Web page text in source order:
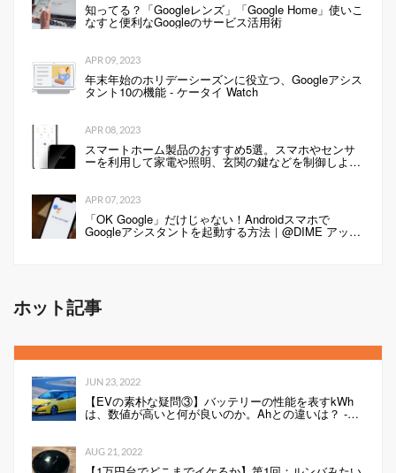
知ってる？「Googleレンズ」「Google Home」使いこ
なすと便利なGoogleのサービス活用術
APR 09, 2023
年末年始のホリデーシーズンに役立つ、Googleアシス
タント10の機能 - ケータイ Watch
APR 08, 2023
スマートホーム製品のおすすめ5選。スマホやセンサ
ーを利用して家電や照明、玄関の鍵などを制御しよ
APR 07, 2023
「OK Google」だけじゃない！Androidスマホで
Googleアシスタントを起動する方法｜@DIME アット
ホット記事
JUN 23, 2022
【EVの素朴な疑問③】バッテリーの性能を表すkWh
は、数値が高いと何が良いのか。Ahとの違いは？ -
AUG 21, 2022